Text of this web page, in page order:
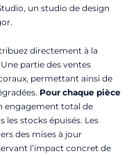
un studio de design
directement à la
partie des ventes
permettant ainsi de
Pour chaque pièce
engagement total de
les stocks épuisés. Les
des mises à jour
l’impact concret de